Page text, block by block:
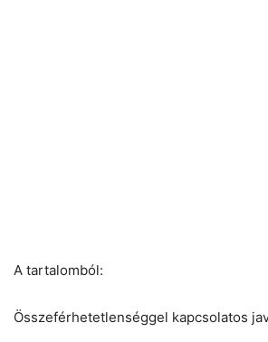
A tartalomból:
Összeférhetetlenséggel kapcsolatos